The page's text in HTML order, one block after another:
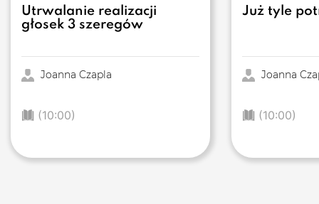
Utrwalanie realizacji
głosek 3 szeregów
Joanna Czapla
(10:00)
Już tyle
Joanna
(10:00)